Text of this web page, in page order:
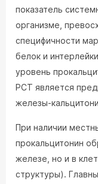
показатель
организме,
специфичности
белок и
уровень
РСТ является
железы-
При наличии
прокальцитонин
железе, но и в
структуры).